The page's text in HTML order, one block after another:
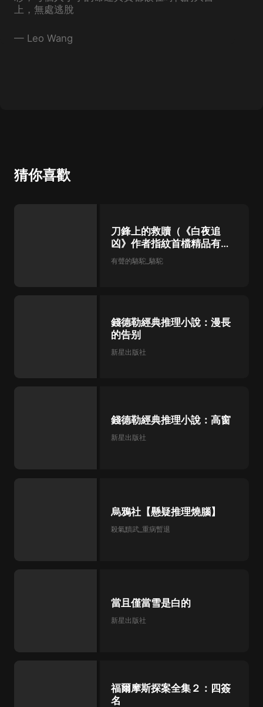
上，無處逃脫
— Leo Wang
猜你喜歡
刀鋒上的救贖（《白夜追
凶》作者指紋首檔精品有聲
書）
有聲的駱駝_駱駝
錢德勒經典推理小說：漫長
的告别
新星出版社
錢德勒經典推理小說：高窗
新星出版社
烏鴉社【懸疑推理燒腦】
殺氣黷武_重病暫退
當且僅當雪是白的
新星出版社
福爾摩斯探案全集２：四簽
名